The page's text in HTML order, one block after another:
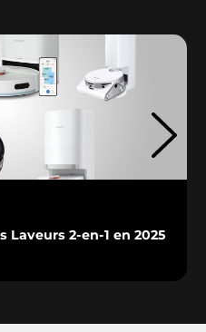
Laveurs 2-en-1 en 2025